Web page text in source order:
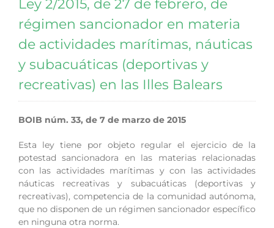
Ley 2/2015, de 27 de febrero, de
régimen sancionador en materia
de actividades marítimas, náuticas
y subacuáticas (deportivas y
recreativas) en las Illes Balears
BOIB núm. 33, de 7 de marzo de 2015
Esta ley tiene por objeto regular el ejercicio de la
potestad sancionadora en las materias relacionadas
con las actividades marítimas y con las actividades
náuticas recreativas y subacuáticas (deportivas y
recreativas), competencia de la comunidad autónoma,
que no disponen de un régimen sancionador específico
en ninguna otra norma.